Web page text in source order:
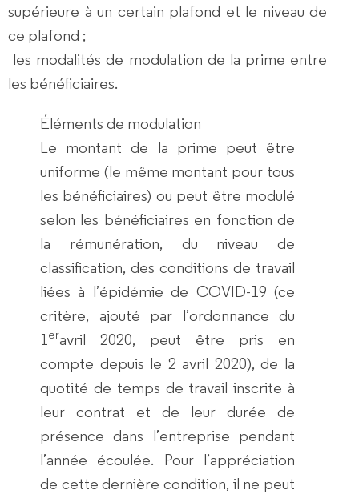
supérieure à un certain plafond et le niveau de
ce plafond ;
les modalités de modulation de la prime entre
les bénéficiaires.
Éléments de modulation
Le montant de la prime peut être
uniforme (le même montant pour tous
les bénéficiaires) ou peut être modulé
selon les bénéficiaires en fonction de
la rémunération, du niveau de
classification, des conditions de travail
liées à l’épidémie de COVID-19 (ce
critère, ajouté par l’ordonnance du
1eravril 2020, peut être pris en
compte depuis le 2 avril 2020), de la
quotité de temps de travail inscrite à
leur contrat et de leur durée de
présence dans l’entreprise pendant
l’année écoulée. Pour l’appréciation
de cette dernière condition, il ne peut